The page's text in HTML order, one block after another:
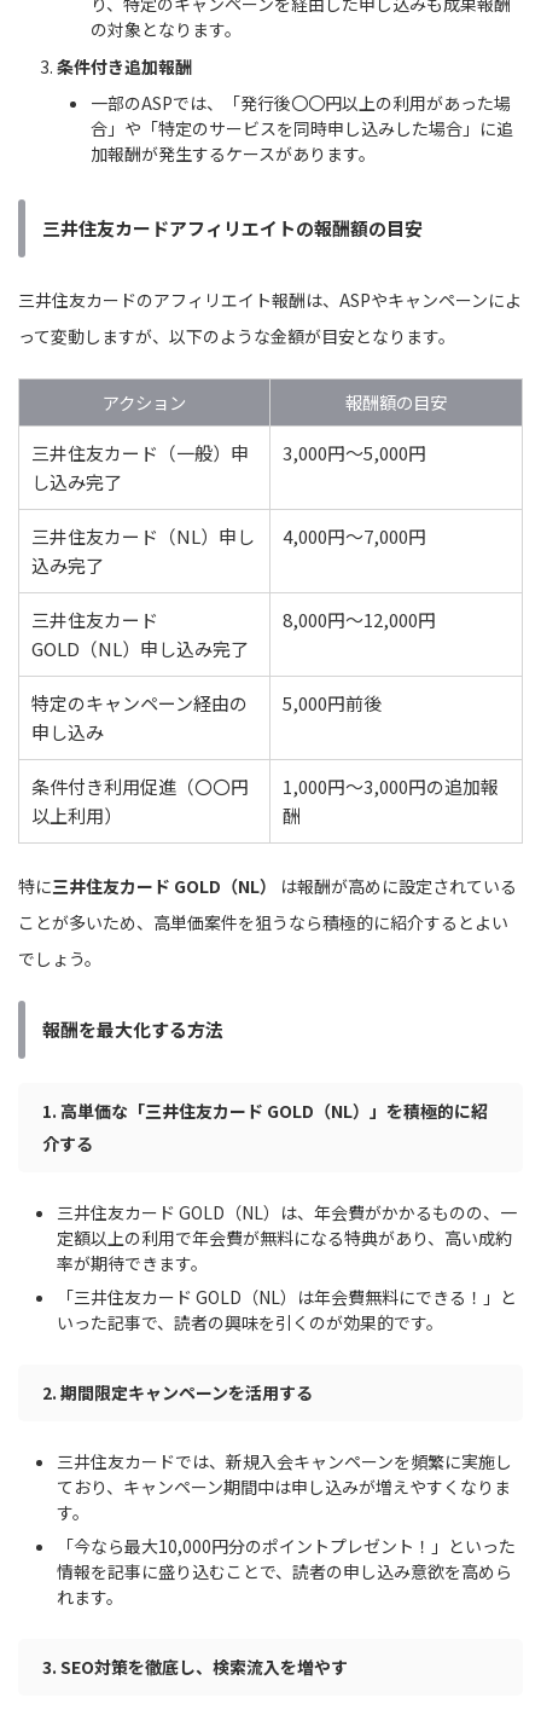
の対象となります。
条件付き追加報酬
一部のASPでは、「発行後〇〇円以上の利用があった場
合」や「特定のサービスを同時申し込みした場合」に追
加報酬が発生するケースがあります。
三井住友カードアフィリエイトの報酬額の目安
三井住友カードのアフィリエイト報酬は、ASPやキャンペーンによ
って変動しますが、以下のような金額が目安となります。
アクション
報酬額の目安
三井住友カード（一般）申
し込み完了
3,000円〜5,000円
三井住友カード（NL）申し
込み完了
4,000円〜7,000円
三井住友カード
GOLD（NL）申し込み完了
8,000円〜12,000円
特定のキャンペーン経由の
申し込み
5,000円前後
条件付き利用促進（〇〇円
以上利用）
1,000円〜3,000円の追加報
酬
特に三井住友カード GOLD（NL）
は報酬が高めに設定されている
ことが多いため、高単価案件を狙うなら積極的に紹介するとよい
でしょう。
報酬を最大化する方法
1. 高単価な「三井住友カード GOLD（NL）」を積極的に紹
介する
三井住友カード GOLD（NL）は、年会費がかかるものの、一
定額以上の利用で年会費が無料になる特典があり、高い成約
率が期待できます。
「三井住友カード GOLD（NL）は年会費無料にできる！」と
いった記事で、読者の興味を引くのが効果的です。
2. 期間限定キャンペーンを活用する
三井住友カードでは、新規入会キャンペーンを頻繁に実施し
ており、キャンペーン期間中は申し込みが増えやすくなりま
す。
「今なら最大10,000円分のポイントプレゼント！」といった
情報を記事に盛り込むことで、読者の申し込み意欲を高めら
れます。
3. SEO対策を徹底し、検索流入を増やす